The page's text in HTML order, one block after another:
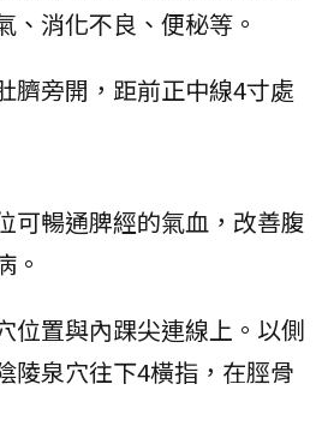
、消化不良、便秘等。
臍旁開，距前正中線4寸處
可暢通脾經的氣血，改善腹
。
位置與內踝尖連線上。以側
陵泉穴往下4橫指，在脛骨